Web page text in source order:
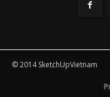
© 2014 SketchUpVietnam